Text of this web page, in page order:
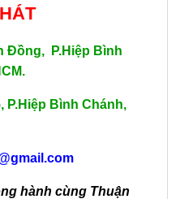
Đồng, P.Hiệp Bình
P.Hiệp Bình Chánh,
hành cùng Thuận